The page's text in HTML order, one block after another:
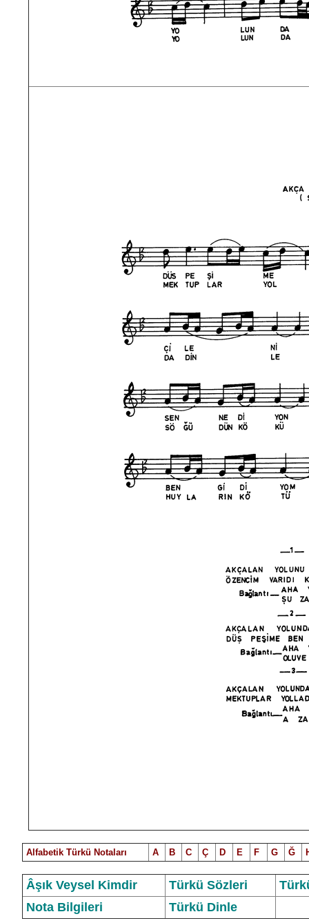
Alfabetik Türkü Notaları A B C Ç D E F G Ğ
Âşık Veysel Kimdir Türkü Sözleri
Nota Bilgileri
Türkü Dinle